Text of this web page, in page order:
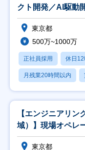
クト開発／AI駆動
東京都
500万~1000万
正社員採用 休日
月残業20時間以内
【エンジニアリン
域）】現場オペレ
らず」回す
東京都